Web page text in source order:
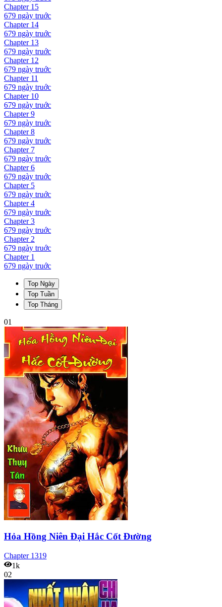
Chapter 15
679 ngày truớc
Chapter 14
679 ngày truớc
Chapter 13
679 ngày truớc
Chapter 12
679 ngày truớc
Chapter 11
679 ngày truớc
Chapter 10
679 ngày truớc
Chapter9
679 ngày truớc
Chapter8
679 ngày truớc
Chapter 7
679 ngày truớc
Chapter6
679 ngày truớc
Chapter 5
679 ngày truớc
Chapter4
679 ngày truớc
Chapter3
679 ngày truớc
Chapter 2
679 ngày truớc
Chapter 1
679 ngày truớc
Top Ngày
Top Tuần
Top Tháng
01
Hỏa Hồng Niên Đại Hắc Cốt Đường
Chapter 1319
1k
02